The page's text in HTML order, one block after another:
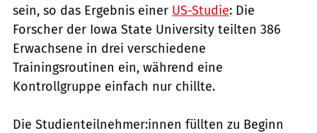
sein, so das Ergebnis einer US-Studie: Die
Forscher der Iowa State University teilten 386
Erwachsene in drei verschiedene
Trainingsroutinen ein, während eine
Kontrollgruppe einfach nur chillte.
Die Studienteilnehmer:innen füllten zu Beginn